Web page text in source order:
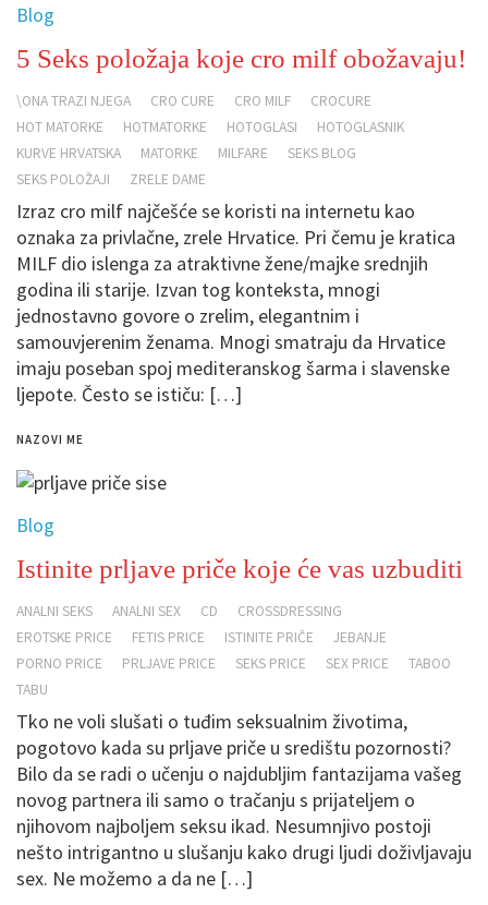
Blog
5 Seks položaja koje cro milf obožavaju!
\ONA TRAZI NJEGA CRO CURE CRO MILF
CROCURE
HOT MATORKE
HOTMATORKE HOTOGLASI
HOTOGLASNIK
KURVE HRVATSKA
MATORKE MILFARE
SEKS BLOG
SEKS POLOŽAJI
ZRELE DAME
Izraz cro milf najčešće se koristi na internetu kao
oznaka za privlačne, zrele Hrvatice. Pri čemu je kratica
MILF dio islenga za atraktivne žene/majke srednjih
godina ili starije. Izvan tog konteksta, mnogi
jednostavno govore o zrelim, elegantnim i
samouvjerenim ženama. Mnogi smatraju da Hrvatice
imaju poseban spoj mediteranskog šarma i slavenske
ljepote. Često se ističu: […]
NAZOVI ME
Blog
Istinite prljave priče koje će vas uzbuditi
ANALNI SEKS ANALNI SEX CD
CROSSDRESSING
EROTSKE PRICE
FETIS PRICE ISTINITE PRIČE
JEBANJE
PORNO PRICE
PRLJAVE PRICE SEKS PRICE SEX PRICE
TABOO
TABU
Tko ne voli slušati o tuđim seksualnim životima,
pogotovo kada su prljave priče u središtu pozornosti?
Bilo da se radi o učenju o najdubljim fantazijama vašeg
novog partnera ili samo o tračanju s prijateljem o
njihovom najboljem seksu ikad. Nesumnjivo postoji
nešto intrigantno u slušanju kako drugi ljudi doživljavaju
sex. Ne možemo a da ne […]